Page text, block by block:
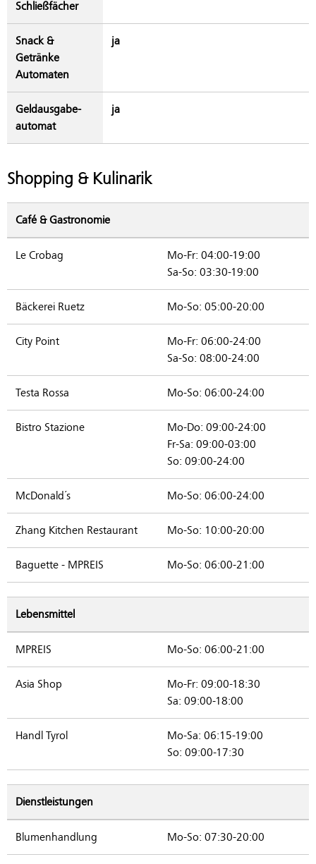
Schließfächer
Snack &
Getränke
Automaten
ja
Geldausgabe­
automat
ja
Shopping & Kulinarik
Café & Gastronomie
Le Crobag
Mo-Fr: 04:00-19:00
Sa-So: 03:30-19:00
Bäckerei Ruetz Mo-So: 05:00-20:00
City Point
Mo-Fr: 06:00-24:00
Sa-So: 08:00-24:00
Testa Rossa Mo-So: 06:00-24:00
Bistro Stazione
Mo-Do: 09:00-24:00
Fr-Sa: 09:00-03:00
So: 09:00-24:00
McDonald´s Mo-So: 06:00-24:00
Zhang Kitchen Restaurant Mo-So: 10:00-20:00
Baguette - MPREIS Mo-So: 06:00-21:00
Lebensmittel
MPREIS Mo-So: 06:00-21:00
Asia Shop
Mo-Fr: 09:00-18:30
Sa: 09:00-18:00
Handl Tyrol
Mo-Sa: 06:15-19:00
So: 09:00-17:30
Dienstleistungen
Blumenhandlung Mo-So: 07:30-20:00